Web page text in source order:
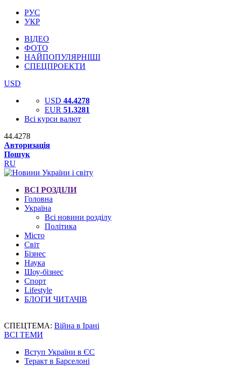
РУС
УКР
ВІДЕО
ФОТО
НАЙПОПУЛЯРНІШІ
СПЕЦПРОЕКТИ
USD
USD 44.4278
EUR 51.3281
Всі курси валют
44.4278
Авторизація
Пошук
RU
ВСІ РОЗДІЛИ
Головна
Україна
Всі новини розділу
Політика
Місто
Світ
Бізнес
Наука
Шоу-бізнес
Спорт
Lifestyle
БЛОГИ ЧИТАЧІВ
СПЕЦТЕМА: Війна в Ірані
ВСІ ТЕМИ
Вступ України в ЄС
Теракт в Барселоні